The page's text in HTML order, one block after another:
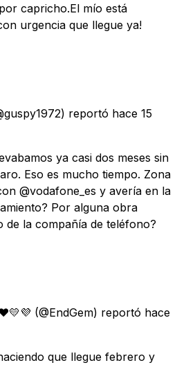
capricho.El mío está
urgencia que llegue ya!
reportó hace 15
ya casi dos meses sin
Eso es mucho tiempo. Zona
@vodafone_es y avería en la
Por alguna obra
de la compañía de teléfono?
(@EndGem) reportó hace
que llegue febrero y